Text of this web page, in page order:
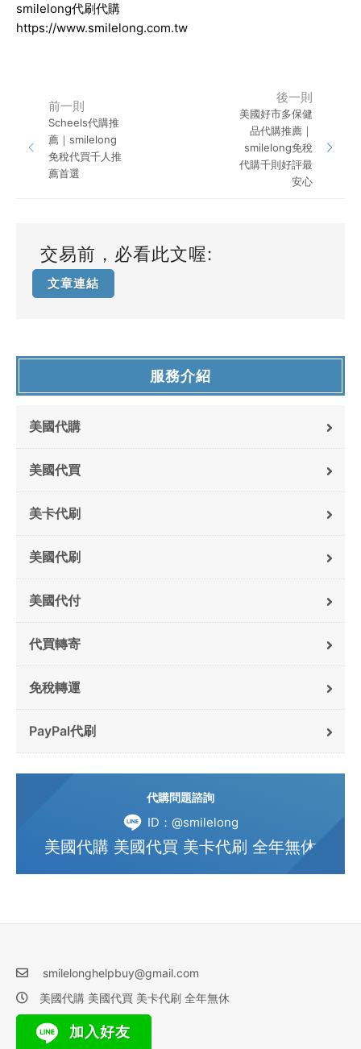
smilelong代刷代購
https://www.smilelong.com.tw
前一則
Scheels代購推
薦｜smilelong
免稅代買千人推
薦首選
後一則
美國好市多保健
品代購推薦｜
smilelong免稅
代購千則好評最
安心
交易前，必看此文喔:
文章連結
服務介紹
美國代購
美國代買
美卡代刷
美國代刷
美國代付
代買轉寄
免稅轉運
PayPal代刷
代購問題諮詢
ID：@smilelong
美國代購 美國代買 美卡代刷 全年無休
smilelonghelpbuy@gmail.com
美國代購 美國代買 美卡代刷 全年無休
加入好友